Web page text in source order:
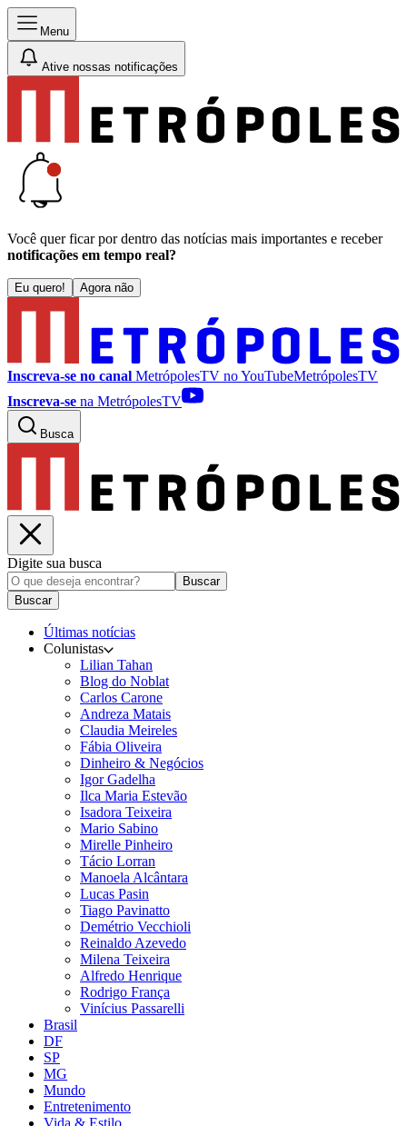
Menu
Ative nossas notificações
Você quer ficar por dentro das notícias mais importantes e receber
notificações em tempo real?
Eu quero! Agora não
Inscreva-se no canal MetrópolesTV noYouTubeMetrópolesTV
Inscreva-se na MetrópolesTV
Busca
Digite sua busca
Buscar
Buscar
Últimas notícias
Colunistas
Lilian Tahan
Blog do Noblat
Carlos Carone
Andreza Matais
Claudia Meireles
Fábia Oliveira
Dinheiro & Negócios
Igor Gadelha
Ilca Maria Estevão
Isadora Teixeira
Mario Sabino
Mirelle Pinheiro
Tácio Lorran
Manoela Alcântara
Lucas Pasin
Tiago Pavinatto
Demétrio Vecchioli
Reinaldo Azevedo
Milena Teixeira
Alfredo Henrique
Rodrigo França
Vinícius Passarelli
Brasil
DF
SP
MG
Mundo
Entretenimento
Vida & Estilo